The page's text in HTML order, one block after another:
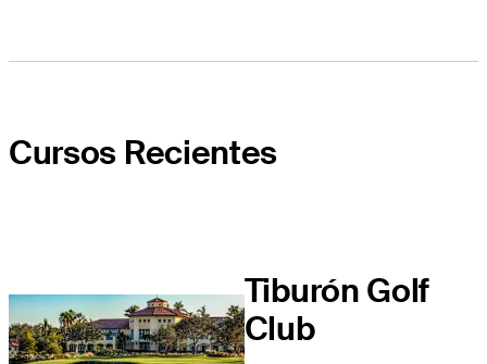
Cursos Recientes
Tiburón Golf
Club